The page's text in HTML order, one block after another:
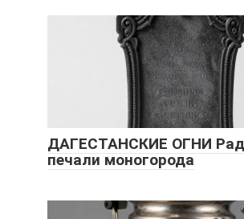
ДАГЕСТАНСКИЕ ОГНИ
печали моногорода